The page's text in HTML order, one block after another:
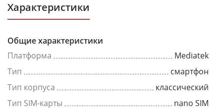
Характеристики
Общие характеристики
Платформа
Mediatek
Тип
смартфон
Тип корпуса
классический
Тип SIM-карты
nano SIM